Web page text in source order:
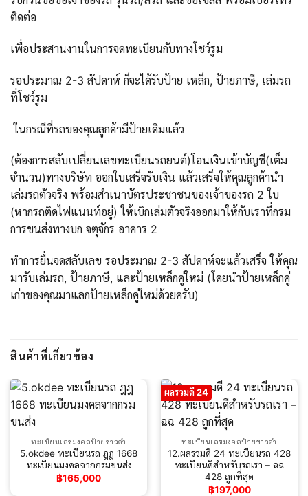
ติดต่อ
เพื่อประสานงานในการจดทะเบียนกับทางโชว์รูม
รอประมาณ 2-3 สัปดาห์ ก็จะได้รับป้าย เหล็ก, ป้ายภาษี, เล่มรถ
ที่โชว์รูม
ในกรณีที่รถของคุณลูกค้ามีป้ายเดิมแล้ว
(ต้องการสลับเปลี่ยนเลขทะเบียนรถยนต์)โอนเงินเข้าบัญชี(เต็ม
จำนวน)ทางบริษัท ออกใบเสร็จรับเงิน แล้วเสร็จให้คุณลูกค้านำ
เล่มรถตัวจริง พร้อมสำเนาบัตรประชาชนของเจ้าของรถ 2 ใบ
(หากรถติดไฟแนนท์อยู่) ให้เบิกเล่มตัวจริงออกมาให้กับเราที่กรม
การขนส่งทางบก จตุจักร อาคาร 2
ทำการยื่นจดสลับเลข รอประมาณ 2-3 สัปดาห์จะแล้วเสร็จ ให้คุณ
มารับเล่มรถ, ป้ายภาษี, และป้ายเหล็กคู่ใหม่ (โดยนำป้ายเหล็กคู่
เก่าของคุณมาแลกป้ายเหล็กคู่ใหม่ด้วยครับ)
สินค้าที่เกี่ยวข้อง
ทะเบียนเลขมงคลป้ายขาวดำ
5.okdee ทะเบียนรถ ฎฎ 1668
ทะเบียนมงคลจากกรมขนส่ง
฿165,000
ผลรวมดี 24
ทะเบียนเลขมงคลป้ายขาวดำ
12.ผลรวมดี 24 ทะเบียนรถ 428
ทะเบียนดีสำหรับรถเรา – ฉฉ
428 ถูกที่สุด
฿197,000